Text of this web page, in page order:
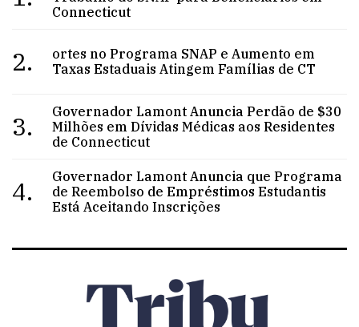
Connecticut
2.
ortes no Programa SNAP e Aumento em
Taxas Estaduais Atingem Famílias de CT
3.
Governador Lamont Anuncia Perdão de $30
Milhões em Dívidas Médicas aos Residentes
de Connecticut
4.
Governador Lamont Anuncia que Programa
de Reembolso de Empréstimos Estudantis
Está Aceitando Inscrições